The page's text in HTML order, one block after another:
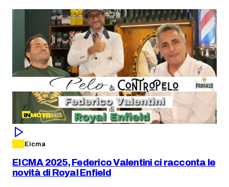
Eicma
EICMA 2025, Federico Valentini ci racconta le
novità di Royal Enfield